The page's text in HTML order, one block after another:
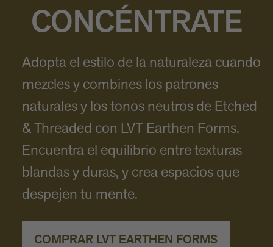
CONCÉNTRATE
Adopta el estilo de la naturaleza cuando
mezcles y combines los patrones
naturales y los tonos neutros de Etched
& Threaded con LVT Earthen Forms.
Encuentra el equilibrio entre texturas
blandas y duras, y crea espacios que
despejen tu mente.
COMPRAR LVT EARTHEN FORMS